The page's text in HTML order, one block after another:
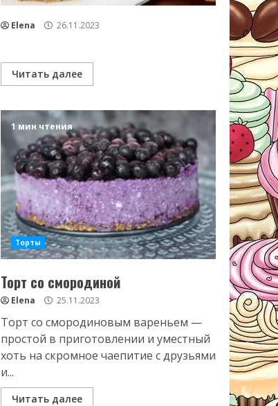
Elena 26.11.2023
Читать далее
1 мин чтения
Торты
Торт со смородиной
Elena 25.11.2023
Торт со смородиновым вареньем —
простой в приготовлении и уместный
хоть на скромное чаепитие с друзьями
и...
Читать далее